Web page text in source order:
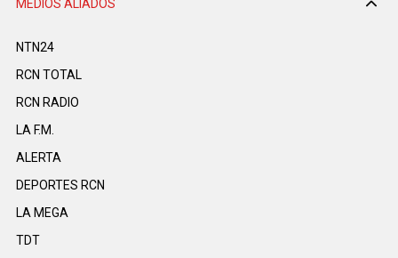
MEDIOS ALIADOS
NTN24
RCN TOTAL
RCN RADIO
LA F.M.
ALERTA
DEPORTES RCN
LA MEGA
TDT